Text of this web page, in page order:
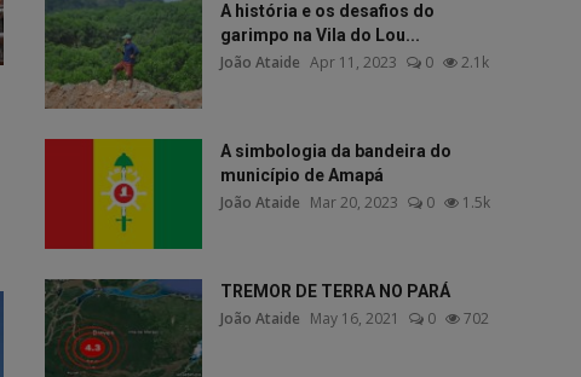
A história e os desafios do
garimpo na Vila do Lou...
João Ataide Apr 11, 2023 0 2.1k
A simbologia da bandeira do
município de Amapá
João Ataide Mar 20, 2023 0 1.5k
TREMOR DE TERRA NO PARÁ
João Ataide May 16, 2021 0 702